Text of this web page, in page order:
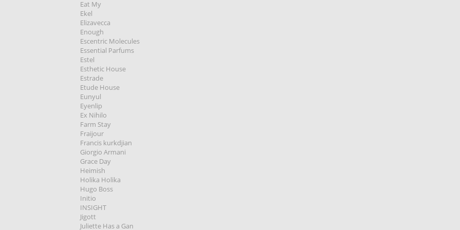
Eat My
Ekel
Elizavecca
Enough
Escentric Molecules
Essential Parfums
Estel
Esthetic House
Estrade
Etude House
Eunyul
Eyenlip
Ex Nihilo
Farm Stay
Fraijour
Francis kurkdjian
Giorgio Armani
Grace Day
Heimish
Holika Holika
Hugo Boss
Initio
INSIGHT
Jigott
Juliette Has a Gan